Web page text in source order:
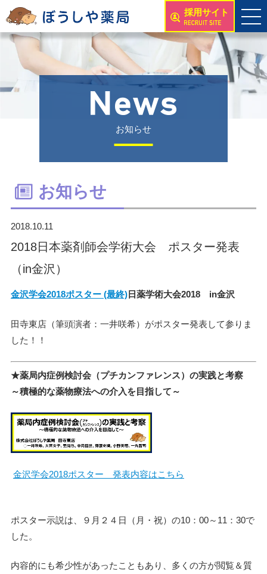
採用サイト
お知らせ
お知らせ
2018.10.11
2018日本薬剤師会学術大会 ポスター発表
（in金沢）
金沢学会2018ポスター (最終)日薬学術大会2018 in金沢
田寺東店（筆頭演者：一井咲希）がポスター発表して参りま
した！！
★薬局内症例検討会（プチカンファレンス）の実践と考察
～積極的な薬物療法への介入を目指して～
金沢学会2018ポスター 発表内容はこちら
ポスター示説は、９月２４日（月・祝）の10：00～11：30で
した。
内容的にも希少性があったこともあり、多くの方が閲覧＆質